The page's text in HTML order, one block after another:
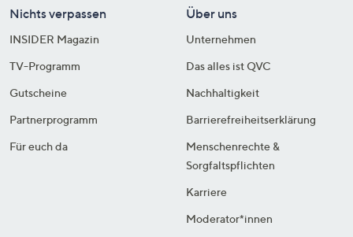
Nichts verpassen
INSIDER Magazin
TV-Programm
Gutscheine
Partnerprogramm
Für euch da
Über uns
Unternehmen
Das alles ist QVC
Nachhaltigkeit
Barrierefreiheitserklärung
Menschenrechte &
Sorgfaltspflichten
Karriere
Moderator*innen